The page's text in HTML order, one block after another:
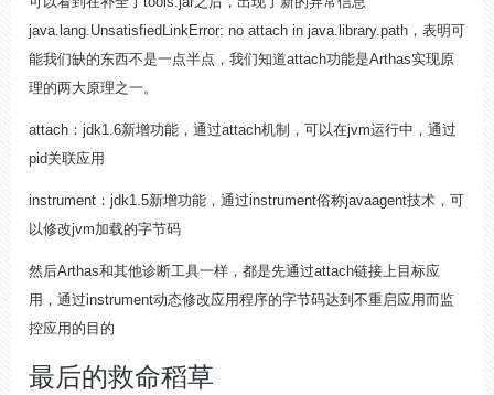
java.lang.UnsatisfiedLinkError: no attach in java.library.path，表明可
能我们缺的东西不是一点半点，我们知道attach功能是Arthas实现原
理的两大原理之一。
attach：jdk1.6新增功能，通过attach机制，可以在jvm运行中，通过
pid关联应用
instrument：jdk1.5新增功能，通过instrument俗称javaagent技术，可
以修改jvm加载的字节码
然后Arthas和其他诊断工具一样，都是先通过attach链接上目标应
用，通过instrument动态修改应用程序的字节码达到不重启应用而监
控应用的目的
最后的救命稻草